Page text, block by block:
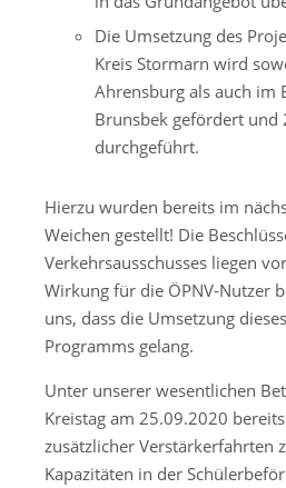
Die Umsetzung des
Kreis Stormarn wird
Ahrensburg als auch im
Brunsbek gefördert und
durchgeführt.
Hierzu wurden bereits im
Weichen gestellt! Die
Verkehrsausschusses liegen
Wirkung für die ÖPNV-Nutzer
uns, dass die Umsetzung
Programms gelang.
Unter unserer wesentlichen
Kreistag am 25.09.2020
zusätzlicher Verstärkerfahrten
Kapazitäten in der